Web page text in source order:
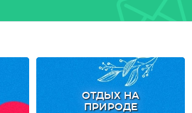
ОТДЫХ НА
ПРИРОДЕ